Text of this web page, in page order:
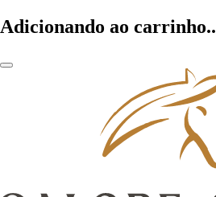
Adicionando ao